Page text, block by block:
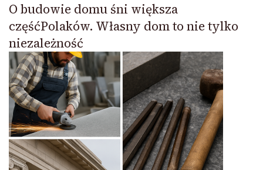
O budowie domu śni większa
częśćPolaków. Własny dom to nie tylko
niezależność